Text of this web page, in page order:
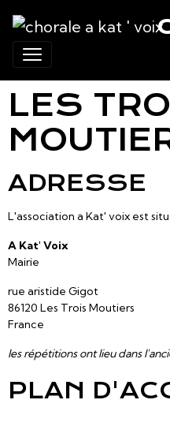
LES
ADRESSE
L'association a Kat' voix est
A Kat' Voix
Mairie
rue aristide Gigot
86120 Les Trois Moutiers
France
les répétitions ont lieu dans
PLAN